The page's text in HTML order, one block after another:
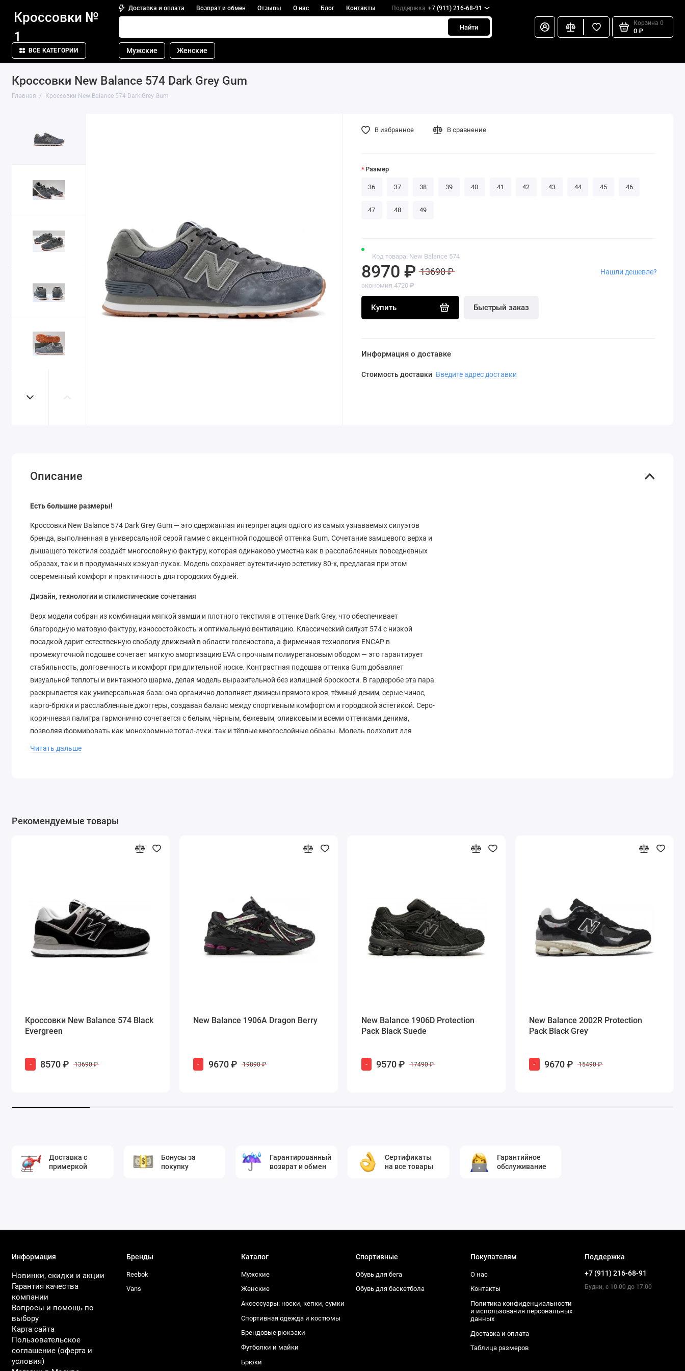
Доставка и оплата Возврат и обмен Отзывы О нас Блог Контакты Поддержка +7 (911) 216-68-91
Кроссовки №
1
Найти
Корзина 0
0 ₽
ВСЕ КАТЕГОРИИ Мужские Женские
Кроссовки New Balance 574 Dark Grey Gum
Главная Кроссовки New Balance 574 Dark Grey Gum
Код товара: New Balance 574
8970 ₽ 13690 ₽
экономия 4720 ₽
Купить Быстрый заказ
Нашли дешевле?
В избранное В сравнение
Размер
36 37 38 39 40 41 42 43 44 45 46
47 48 49
Информация о доставке
Стоимость доставки Введите адрес доставки
Описание
Есть большие размеры!
Кроссовки New Balance 574 Dark Grey Gum — это сдержанная интерпретация одного из самых узнаваемых силуэтов
бренда, выполненная в универсальной серой гамме с акцентной подошвой оттенка Gum. Сочетание замшевого верха и
дышащего текстиля создаёт многослойную фактуру, которая одинаково уместна как в расслабленных повседневных
образах, так и в продуманных кэжуал-луках. Модель сохраняет аутентичную эстетику 80-х, предлагая при этом
современный комфорт и практичность для городских будней.
Дизайн, технологии и стилистические сочетания
Верх модели собран из комбинации мягкой замши и плотного текстиля в оттенке Dark Grey, что обеспечивает
благородную матовую фактуру, износостойкость и оптимальную вентиляцию. Классический силуэт 574 с низкой
посадкой дарит естественную свободу движений в области голеностопа, а фирменная технология ENCAP в
промежуточной подошве сочетает мягкую амортизацию EVA с прочным полиуретановым ободом — это гарантирует
стабильность, долговечность и комфорт при длительной носке. Контрастная подошва оттенка Gum добавляет
визуальной теплоты и винтажного шарма, делая модель выразительной без излишней броскости. В гардеробе эта пара
раскрывается как универсальная база: она органично дополняет джинсы прямого кроя, тёмный деним, серые чинос,
карго-брюки и расслабленные джоггеры, создавая баланс между спортивным комфортом и городской эстетикой. Серо-
коричневая палитра гармонично сочетается с белым, чёрным, бежевым, оливковым и всеми оттенками денима,
позволяя формировать как монохромные тотал-луки, так и тёплые многослойные образы. Модель подходит для
комнатной температуре в тени, а перед выходом в дождь наносите водоотталкивающий спрей для замши и текстиля.
Читать дальше
Рекомендуемые товары
Кроссовки New Balance 574 Black
Evergreen
- 8570 ₽ 13690 ₽
New Balance 1906A Dragon Berry
- 9670 ₽ 19890 ₽
New Balance 1906D Protection
Pack Black Suede
- 9570 ₽ 17490 ₽
New Balance 2002R Protection
Pack Black Grey
- 9670 ₽ 15490 ₽
Доставка с
примеркой
Бонусы за
покупку
Гарантированный
возврат и обмен
Сертификаты
на все товары
Гарантийное
обслуживание
Информация
Новинки, скидки и акции
Гарантия качества
компании
Вопросы и помощь по
выбору
Карта сайта
Пользовательское
соглашение (оферта и
условия)
Бренды
Reebok
Vans
Каталог
Мужские
Женские
Аксессуары: носки, кепки, сумки
Спортивная одежда и костюмы
Брендовые рюкзаки
Футболки и майки
Брюки
Спортивные
Обувь для бега
Обувь для баскетбола
Покупателям
О нас
Контакты
Политика конфиденциальности
и использования персональных
данных
Доставка и оплата
Таблица размеров
Поддержка
+7 (911) 216-68-91
Будни, с 10.00 до 17.00